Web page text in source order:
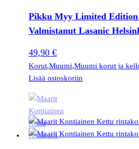
Pikku Myy Limited
Valmistanut Lasanic
49,90 €
Korut,Muumi,Muumi korut ja
Lisää ostoskoriin